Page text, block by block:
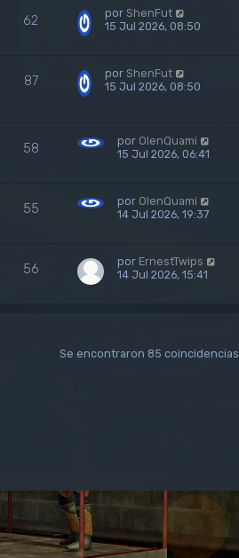
62 por ShenFut
15 Jul 2026, 08:50
87 por ShenFut
15 Jul 2026, 08:50
58 por OlenQuami
15 Jul 2026, 06:41
55 por OlenQuami
14 Jul 2026, 19:37
56 por ErnestTwips
14 Jul 2026, 15:41
Se encontraron 85 coincidencias